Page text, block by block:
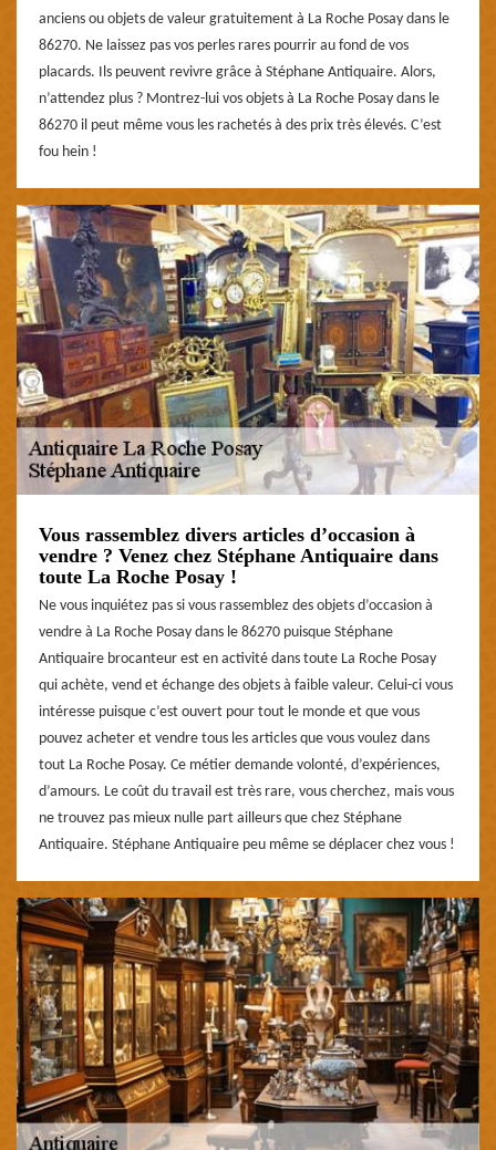
anciens ou objets de valeur gratuitement à La Roche Posay dans le
86270. Ne laissez pas vos perles rares pourrir au fond de vos
placards. Ils peuvent revivre grâce à Stéphane Antiquaire. Alors,
n’attendez plus ? Montrez-lui vos objets à La Roche Posay dans le
86270 il peut même vous les rachetés à des prix très élevés. C’est
fou hein !
Vous rassemblez divers articles d’occasion à
vendre ? Venez chez Stéphane Antiquaire dans
toute La Roche Posay !
Ne vous inquiétez pas si vous rassemblez des objets d’occasion à
vendre à La Roche Posay dans le 86270 puisque Stéphane
Antiquaire brocanteur est en activité dans toute La Roche Posay
qui achète, vend et échange des objets à faible valeur. Celui-ci vous
intéresse puisque c’est ouvert pour tout le monde et que vous
pouvez acheter et vendre tous les articles que vous voulez dans
tout La Roche Posay. Ce métier demande volonté, d’expériences,
d’amours. Le coût du travail est très rare, vous cherchez, mais vous
ne trouvez pas mieux nulle part ailleurs que chez Stéphane
Antiquaire. Stéphane Antiquaire peu même se déplacer chez vous !